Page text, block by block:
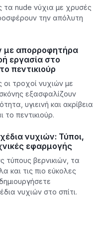
nude νύχια με χρυσές
την απόλυτη
με απορροφητήρα
εργασία στο
πεντικιούρ
τροχοί νυχιών με
εξασφαλίζουν
υγιεινή και ακρίβεια
το πεντικιούρ.
νυχιών: Τύποι,
εφαρμογής
τύπους βερνικιών, τα
και τις πιο εύκολες
νυχιών στο σπίτι.